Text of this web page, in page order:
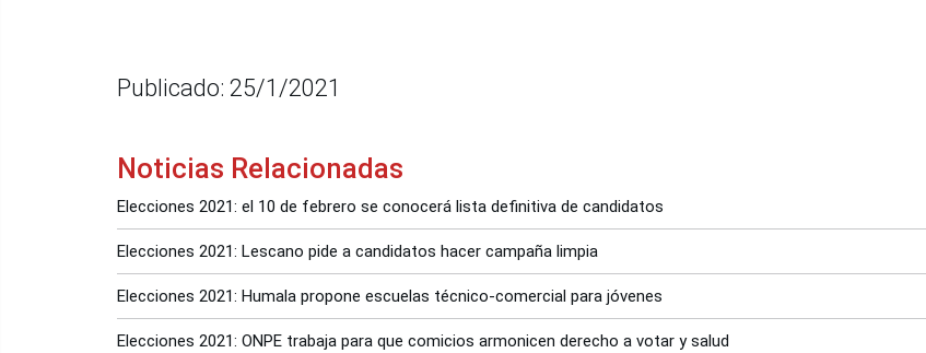
Publicado: 25/1/2021
Noticias Relacionadas
Elecciones 2021: el 10 de febrero se conocerá lista definitiva de candidatos
Elecciones 2021: Lescano pide a candidatos hacer campaña limpia
Elecciones 2021: Humala propone escuelas técnico-comercial para jóvenes
Elecciones 2021: ONPE trabaja para que comicios armonicen derecho a votar y salud